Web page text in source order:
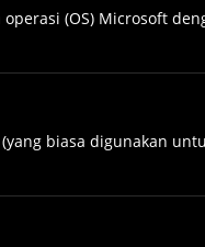
(OS) Microsoft
biasa digunakan